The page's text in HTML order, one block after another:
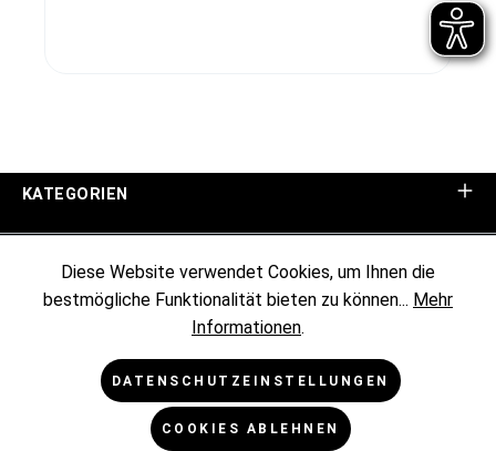
KATEGORIEN
KUNDENINFORMATIONEN
RECHTLICHES
Diese Website verwendet Cookies, um Ihnen die
bestmögliche Funktionalität bieten zu können... Mehr
Informationen.
DATENSCHUTZEINSTELLUNGEN
COOKIES ABLEHNEN